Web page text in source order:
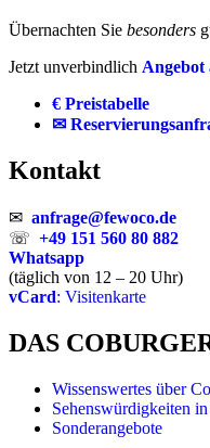
Übernachten Sie besonders
Jetzt unverbindlich Angebot
€ Preistabelle
✉
Kontakt
✉ anfrage@fewoco.de
☏ +49 151 560 80 882
Whatsapp
(täglich von 12 – 20 Uhr)
vCard: Visitenkarte
DAS
Wissenswertes über
Sehenswürdigkeiten
Sonderangebote